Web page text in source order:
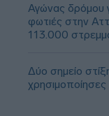
Αγώνας δρόμου
φωτιές στην
113.000
Δύο σημείο